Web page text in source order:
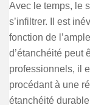
Avec le temps, le
s’infiltrer. Il est
fonction de
d’étanchéité peut
professionnels, il
procédant à une
étanchéité